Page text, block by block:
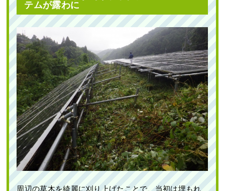
テムが露わに
周辺の草木を綺麗に刈り上げたことで、当初は埋もれ